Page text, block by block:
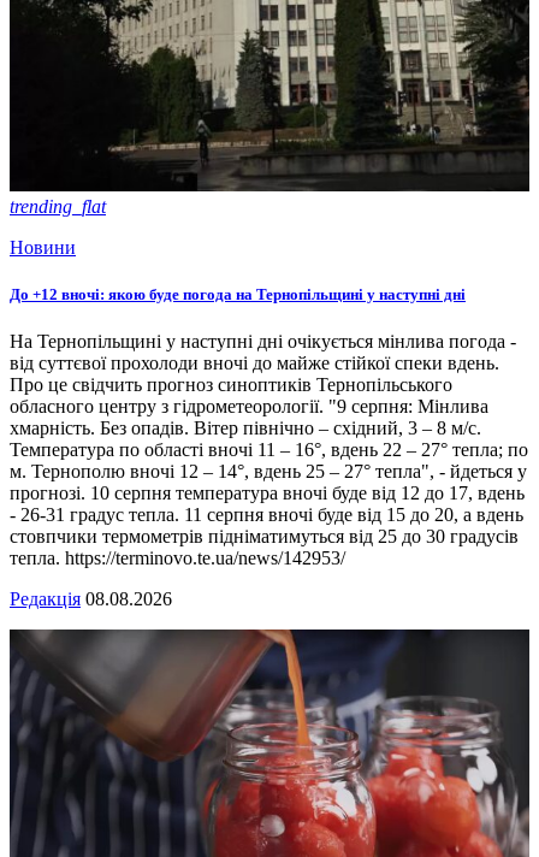
trending_flat
Новини
До +12 вночі: якою буде погода на Тернопільщині у наступні дні
На Тернопільщині у наступні дні очікується мінлива погода -
від суттєвої прохолоди вночі до майже стійкої спеки вдень.
Про це свідчить прогноз синоптиків Тернопільського
обласного центру з гідрометеорології. "9 серпня: Мінлива
хмарність. Без опадів. Вітер північно – східний, 3 – 8 м/с.
Температура по області вночі 11 – 16°, вдень 22 – 27° тепла; по
м. Тернополю вночі 12 – 14°, вдень 25 – 27° тепла", - йдеться у
прогнозі. 10 серпня температура вночі буде від 12 до 17, вдень
- 26-31 градус тепла. 11 серпня вночі буде від 15 до 20, а вдень
стовпчики термометрів підніматимуться від 25 до 30 градусів
тепла. https://terminovo.te.ua/news/142953/
Редакція 08.08.2026